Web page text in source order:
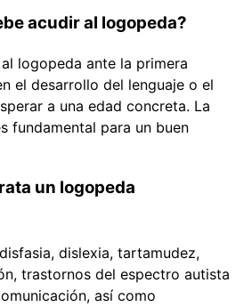
acudir al logopeda?
logopeda ante la primera
el desarrollo del lenguaje o el
a una edad concreta. La
fundamental para un buen
un logopeda
dislexia, tartamudez,
trastornos del espectro autista
así como